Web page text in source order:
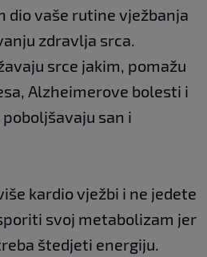
dio vaše rutine vježbanja
zdravlja srca.
srce jakim, pomažu
Alzheimerove bolesti i
san i
kardio vježbi i ne jedete
svoj metabolizam jer
štedjeti energiju.